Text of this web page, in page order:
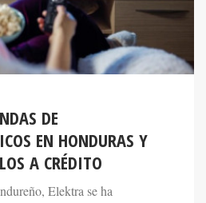
DE
EN HONDURAS Y
A CRÉDITO
Elektra se ha